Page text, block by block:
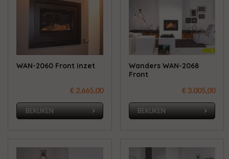
WAN-2060 Front inzet
€ 2.665,00
BEKIJKEN
Wanders WAN-2068
Front
€ 3.005,00
BEKIJKEN